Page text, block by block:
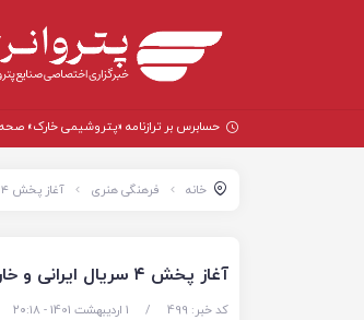
حسابرس بر ترازنامه «پتروشیمی خارک» صحه
خانه فرهنگی هنری آغاز پخش ۴ سریال ایرانی و خارجی از شبکه تماشا
آغاز پخش ۴ سریال ایرانی و خارجی از شبکه تماشا
کد خبر: 499 / 1 اردیبهشت 1401 - ۲۰:۱۸